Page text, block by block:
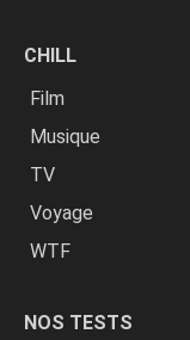
CHILL
Film
Musique
TV
Voyage
WTF
NOS TESTS